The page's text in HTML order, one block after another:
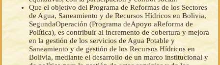
Que el objetivo del Programa de Reformas de los Sectores
de Agua, Saneamiento y de Recursos Hídricos en Bolivia,
SegundaOperación (Programa deApoyo aReforma de
Política), es contribuir al incremento de cobertura y mejora
en la gestión de los servicios de Agua Potable y
Saneamiento y de gestión de los Recursos Hídricos en
Bolivia, mediante el desarrollo de un marco institucional y